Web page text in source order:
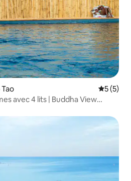
5 (5)
avec 4 lits | Buddha View